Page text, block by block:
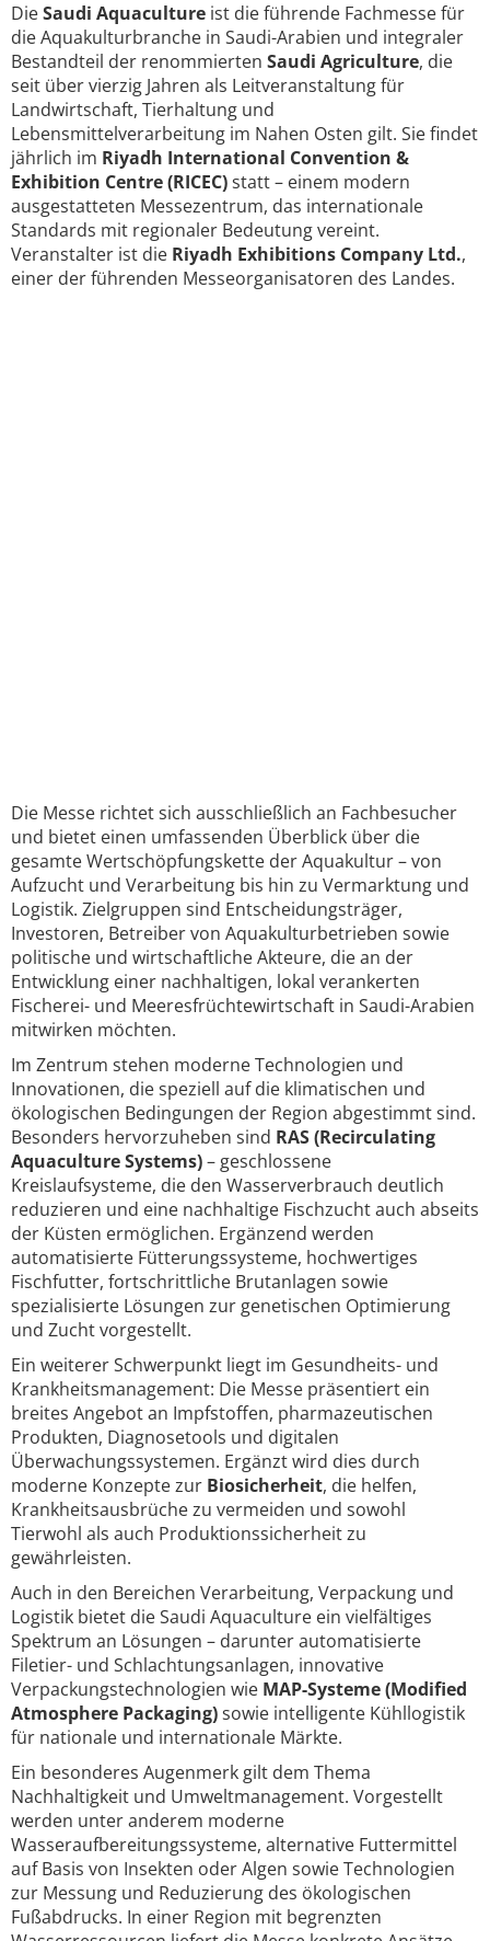
DieSaudi Aquaculture ist die führende Fachmesse für
die Aquakulturbranche in Saudi-Arabien und integraler
Bestandteil der renommierten Saudi Agriculture, die
seit über vierzig Jahren als Leitveranstaltung für
Landwirtschaft, Tierhaltung und
Lebensmittelverarbeitung im Nahen Osten gilt. Sie findet
jährlich im Riyadh International Convention &
Exhibition Centre (RICEC)statt – einem modern
ausgestatteten Messezentrum, das internationale
Standards mit regionaler Bedeutung vereint.
Veranstalter ist die Riyadh Exhibitions Company Ltd.,
einer der führenden Messeorganisatoren des Landes.
Die Messe richtet sich ausschließlich an Fachbesucher
und bietet einen umfassenden Überblick über die
gesamte Wertschöpfungskette der Aquakultur – von
Aufzucht und Verarbeitung bis hin zu Vermarktung und
Logistik. Zielgruppen sind Entscheidungsträger,
Investoren, Betreiber von Aquakulturbetrieben sowie
politische und wirtschaftliche Akteure, die an der
Entwicklung einer nachhaltigen, lokal verankerten
Fischerei- und Meeresfrüchtewirtschaft in Saudi-Arabien
mitwirken möchten.
Im Zentrum stehen moderne Technologien und
Innovationen, die speziell auf die klimatischen und
ökologischen Bedingungen der Region abgestimmt sind.
Besonders hervorzuheben sind RAS (Recirculating
Aquaculture Systems)– geschlossene
Kreislaufsysteme, die den Wasserverbrauch deutlich
reduzieren und eine nachhaltige Fischzucht auch abseits
der Küsten ermöglichen. Ergänzend werden
automatisierte Fütterungssysteme, hochwertiges
Fischfutter, fortschrittliche Brutanlagen sowie
spezialisierte Lösungen zur genetischen Optimierung
und Zucht vorgestellt.
Ein weiterer Schwerpunkt liegt im Gesundheits- und
Krankheitsmanagement: Die Messe präsentiert ein
breites Angebot an Impfstoffen, pharmazeutischen
Produkten, Diagnosetools und digitalen
Überwachungssystemen. Ergänzt wird dies durch
moderne Konzepte zur Biosicherheit, die helfen,
Krankheitsausbrüche zu vermeiden und sowohl
Tierwohl als auch Produktionssicherheit zu
gewährleisten.
Auch in den Bereichen Verarbeitung, Verpackung und
Logistik bietet die Saudi Aquaculture ein vielfältiges
Spektrum an Lösungen – darunter automatisierte
Filetier- und Schlachtungsanlagen, innovative
Verpackungstechnologien wie MAP-Systeme (Modified
Atmosphere Packaging)sowie intelligente Kühllogistik
für nationale und internationale Märkte.
Ein besonderes Augenmerk gilt dem Thema
Nachhaltigkeit und Umweltmanagement. Vorgestellt
werden unter anderem moderne
Wasseraufbereitungssysteme, alternative Futtermittel
auf Basis von Insekten oder Algen sowie Technologien
zur Messung und Reduzierung des ökologischen
Fußabdrucks. In einer Region mit begrenzten